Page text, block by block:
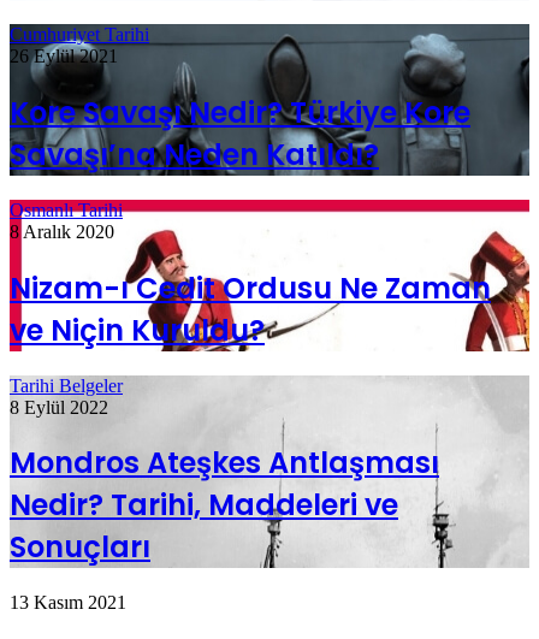
Cumhuriyet Tarihi
26 Eylül 2021
Kore Savaşı Nedir? Türkiye Kore
Savaşı’na Neden Katıldı?
Osmanlı Tarihi
8 Aralık 2020
Nizam-ı Cedit Ordusu Ne Zaman
ve Niçin Kuruldu?
Tarihi Belgeler
8 Eylül 2022
Mondros Ateşkes Antlaşması
Nedir? Tarihi, Maddeleri ve
Sonuçları
13 Kasım 2021